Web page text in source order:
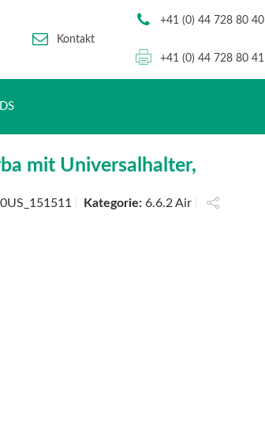
Kontakt
+41 (0) 44 728 80 40
+41 (0) 44 728 80 41
mit Universalhalter,
Kategorie:6.6.2 Air